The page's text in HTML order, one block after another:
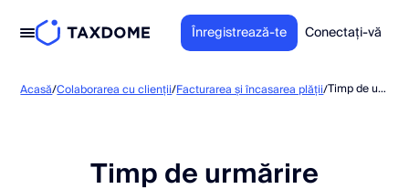
Înregistrează-te Conectați-vă
Acasă/Colaborarea cu clienții/Facturarea și încasarea plății/ Timp de urmărire
Timp de urmărire